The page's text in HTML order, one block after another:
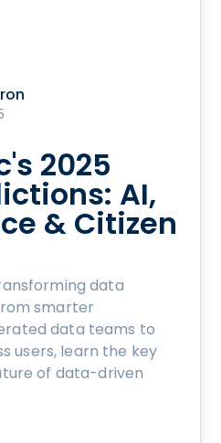
2025
AI,
& Citizen
data
smarter
data teams to
users, learn the key
of data-driven